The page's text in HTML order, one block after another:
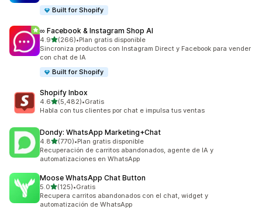
Built for Shopify
∞ Facebook & Instagram Shop AI
4.9de 5 estrellas
(266)
266 reseñas en total
•Plan gratis disponible
Sincroniza productos con Instagram Direct y Facebook para vender
con chat de IA
Built for Shopify
Shopify Inbox
4.6de 5 estrellas
(5,482)
5482 reseñas en total
•Gratis
Habla con tus clientes por chat e impulsa tus ventas
Dondy: WhatsApp Marketing+Chat
4.8de 5 estrellas
(770)
770 reseñas en total
•Plan gratis disponible
Recuperación de carritos abandonados, agente de IA y
automatizaciones en WhatsApp
Moose WhatsApp Chat Button
5.0de 5 estrellas
(125)
125 reseñas en total
•Gratis
Recupera carritos abandonados con el chat, widget y
automatización de WhatsApp